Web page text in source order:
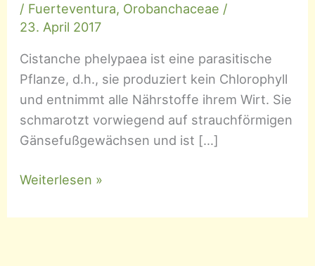
/ Fuerteventura, Orobanchaceae /
23. April 2017
Cistanche phelypaea ist eine parasitische
Pflanze, d.h., sie produziert kein Chlorophyll
und entnimmt alle Nährstoffe ihrem Wirt. Sie
schmarotzt vorwiegend auf strauchförmigen
Gänsefußgewächsen und ist […]
Cistanche
–
Weiterlesen »